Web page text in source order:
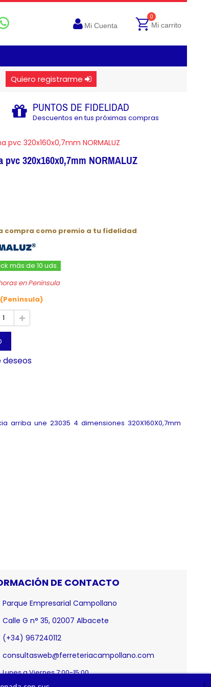
Mi Cuenta
0
Mi carrito
Quiero registrarme
PUNTOS DE FIDELIDAD
Descuentos en tus próximas compras
pvc 320x160x0,7mm NORMALUZ
pvc 320x160x0,7mm NORMALUZ
compra como premio a tu fidelidad
más de 10 uds.
en Península
deseos
une 23035 4 dimensiones 320X160X0,7mm
DE CONTACTO
Parque Empresarial Campollano
Calle G n° 35, 02007 Albacete
(+34) 967240112
consultasweb@ferreteriacampollano.com
Lunes a Viernes 7:00-15:00